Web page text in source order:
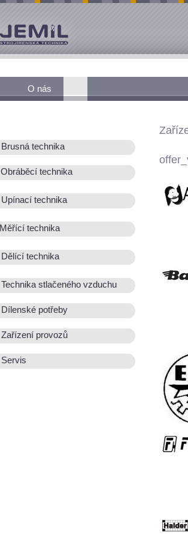
O nás
Brusná technika
Obráběcí technika
Upínací technika
Měřící technika
Dělící technika
Technika stlačeného vzduchu
Dílenské potřeby
Zařízení provozů
Servis